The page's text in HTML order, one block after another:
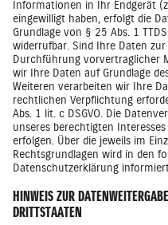
Informationen in Ihr Endgerät
eingewilligt haben, erfolgt die
Grundlage von § 25 Abs. 1
widerrufbar. Sind Ihre Daten
Durchführung vorvertraglicher
wir Ihre Daten auf Grundlage
Weiteren verarbeiten wir Ihre
rechtlichen Verpflichtung
Abs. 1 lit. c DSGVO. Die
unseres berechtigten
erfolgen. Über die jeweils im
Rechtsgrundlagen wird in den
Datenschutzerklärung
HINWEIS ZUR
DRITTSTAATEN